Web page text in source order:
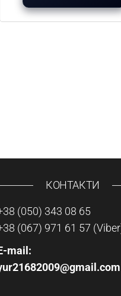
КОНТАКТИ
(050) 343 08 65
(067) 971 61 57
mail: